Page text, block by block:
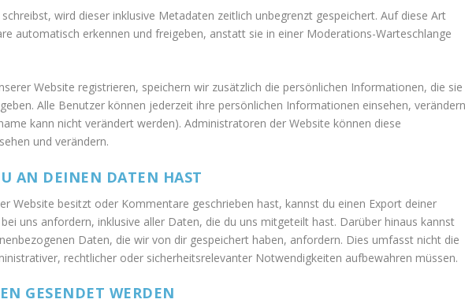
wird dieser inklusive Metadaten zeitlich unbegrenzt gespeichert. Auf diese Art
automatisch erkennen und freigeben, anstatt sie in einer Moderations-Warteschlange
Website registrieren, speichern wir zusätzlich die persönlichen Informationen, die sie
Alle Benutzer können jederzeit ihre persönlichen Informationen einsehen,
kann nicht verändert werden). Administratoren der Website können diese
und verändern.
AN DEINEN DATEN HAST
Website besitzt oder Kommentare geschrieben hast, kannst du einen Export deiner
uns anfordern, inklusive aller Daten, die du uns mitgeteilt hast. Darüber hinaus kannst
Daten, die wir von dir gespeichert haben, anfordern. Dies umfasst nicht die
rechtlicher oder sicherheitsrelevanter Notwendigkeiten aufbewahren müssen.
GESENDET WERDEN